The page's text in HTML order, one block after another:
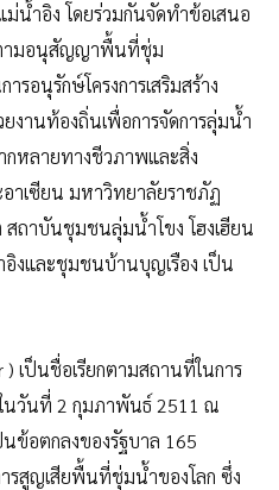
น้ำอิง โดยร่วมกันจัดทำข้อเสนอ
ามอนุสัญญาพื้นที่ชุ่ม
รอนุรักษ์โครงการเสริมสร้าง
งานท้องถิ่นเพื่อการจัดการลุ่มน้ำ
หลายทางชีวภาพและสิ่ง
เซียน มหาวิทยาลัยราชภัฏ
ถาบันชุมชนลุ่มน้ำโขง โฮงเฮียน
งและชุมชนบ้านบุญเรือง เป็น
ป็นชื่อเรียกตามสถานที่ในการ
นวันที่ 2 กุมภาพันธ์ 2511 ณ
นข้อตกลงของรัฐบาล 165
รสูญเสียพื้นที่ชุ่มน้ำของโลก ซึ่ง